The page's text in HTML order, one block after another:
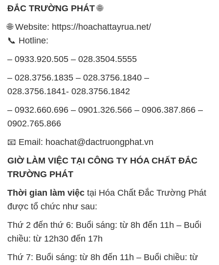
ĐẮC TRƯỜNG PHÁT🌐
🌐 Website: https://hoachattayrua.net/
📞 Hotline:
– 0933.920.505 – 028.3504.5555
– 028.3756.1835 – 028.3756.1840 –
028.3756.1841- 028.3756.1842
– 0932.660.696 – 0901.326.566 – 0906.387.866 –
0902.765.866
📧 Email: hoachat@dactruongphat.vn
GIỜ LÀM VIỆC TẠI CÔNG TY HÓA CHẤT ĐẮC
TRƯỜNG PHÁT
Thời gian làm việc tại Hóa Chất Đắc Trường Phát
được tổ chức như sau:
Thứ 2 đến thứ 6: Buổi sáng: từ 8h đến 11h – Buổi
chiều: từ 12h30 đến 17h
Thứ 7: Buổi sáng: từ 8h đến 11h – Buổi chiều: từ